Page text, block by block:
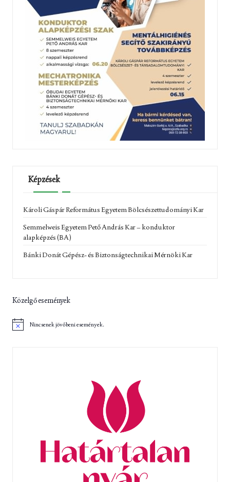
Képzések
Károli Gáspár Református Egyetem Bölcsészettudományi Kar
Semmelweis Egyetem Pető András Kar – konduktor
alapképzés (BA)
Bánki Donát Gépész- és Biztonságtechnikai Mérnöki Kar
Közelgő események
Nincsenek jövőbeni események.